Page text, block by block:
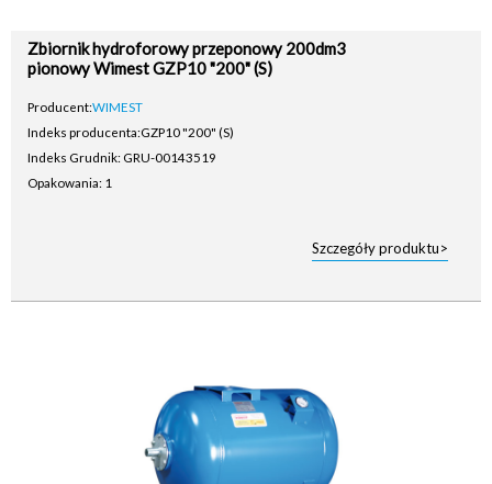
Zbiornik hydroforowy przeponowy 200dm3
pionowy Wimest GZP10 "200" (S)
Producent:WIMEST
Indeks producenta:GZP10 "200" (S)
Indeks Grudnik: GRU-00143519
Opakowania: 1
Szczegóły produktu>